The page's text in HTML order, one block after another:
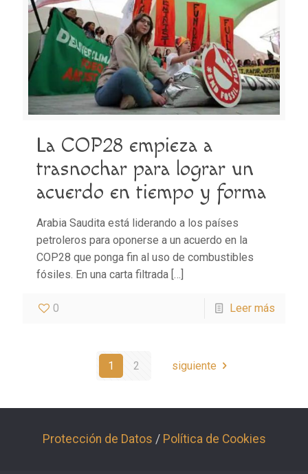
La COP28 empieza a
trasnochar para lograr un
acuerdo en tiempo y forma
Arabia Saudita está liderando a los países
petroleros para oponerse a un acuerdo en la
COP28 que ponga fin al uso de combustibles
fósiles. En una carta filtrada […]
0 Leer más
1 2 siguiente
Protección de Datos / Política de Cookies